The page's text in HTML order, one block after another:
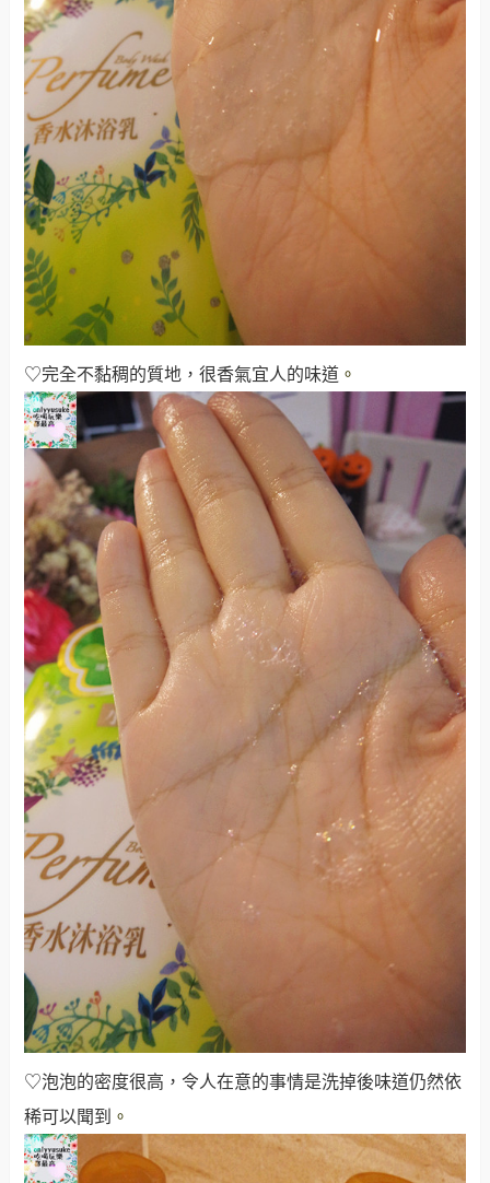
♡完全不黏稠的質地，很香氣宜人的味道 。
♡泡泡的密度很高，令人在意的事情是洗掉後味道仍然依
稀可以聞到 。